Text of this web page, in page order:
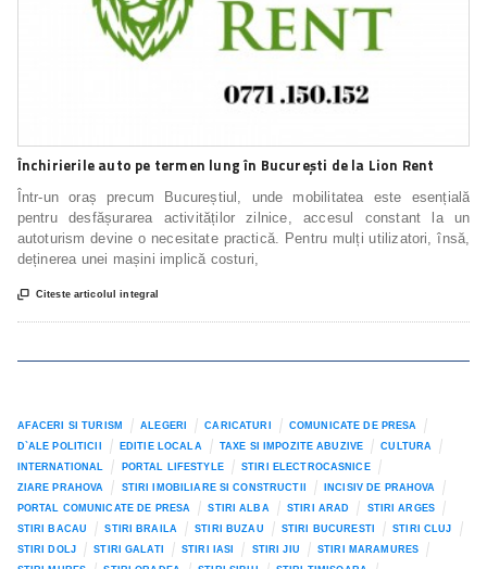
Închirierile auto pe termen lung în București de la Lion Rent
Într-un oraș precum Bucureștiul, unde mobilitatea este esențială
pentru desfășurarea activităților zilnice, accesul constant la un
autoturism devine o necesitate practică. Pentru mulți utilizatori, însă,
deținerea unei mașini implică costuri,
 Citeste articolul integral
AFACERI SI TURISM ALEGERI CARICATURI
COMUNICATE DE PRESA
D`ALE POLITICII
EDITIE LOCALA TAXE SI IMPOZITE ABUZIVE
CULTURA
INTERNATIONAL
PORTAL LIFESTYLE
STIRI ELECTROCASNICE
ZIARE PRAHOVA
STIRI IMOBILIARE SI CONSTRUCTII
INCISIV DE PRAHOVA
PORTAL COMUNICATE DE PRESA
STIRI ALBA STIRI ARAD
STIRI ARGES
STIRI BACAU
STIRI BRAILA STIRI BUZAU STIRI BUCURESTI
STIRI CLUJ
STIRI DOLJ
STIRI GALATI STIRI IASI STIRI JIU
STIRI MARAMURES